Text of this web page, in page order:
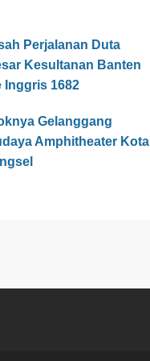
Perjalanan Duta
Kesultanan Banten
Inggris 1682
Gelanggang
Amphitheater Kota